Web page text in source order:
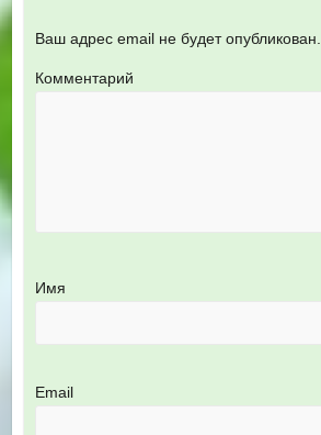
Ваш адрес email не будет опубликован.
Комментарий
Имя
Email